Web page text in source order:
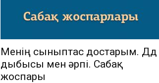
Менің сыныптас достарым. Дд
дыбысы мен әрпі. Сабақ
жоспары